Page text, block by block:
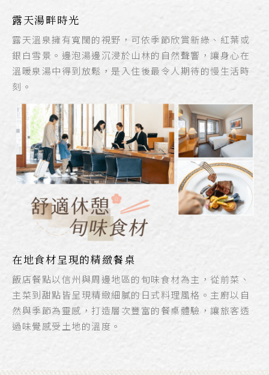
露天湯畔時光
露天溫泉擁有寬闊的視野，可依季節欣賞新綠、紅葉或
銀白雪景。邊泡湯邊沉浸於山林的自然聲響，讓身心在
溫暖泉湯中得到放鬆，是入住後最令人期待的慢生活時
刻。
在地食材呈現的精緻餐桌
飯店餐點以信州與周邊地區的旬味食材為主，從前菜、
主菜到甜點皆呈現精緻細膩的日式料理風格。主廚以自
然與季節為靈感，打造層次豐富的餐桌體驗，讓旅客透
過味覺感受土地的溫度。